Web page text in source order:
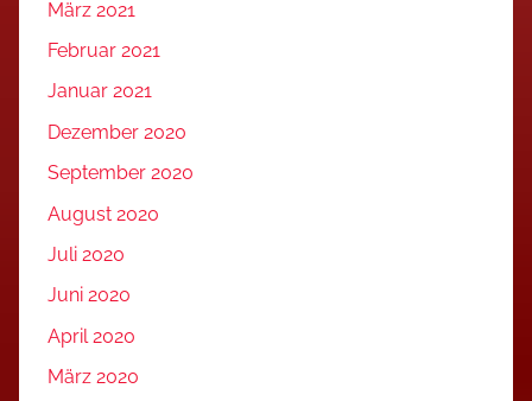
März 2021
Februar 2021
Januar 2021
Dezember 2020
September 2020
August 2020
Juli 2020
Juni 2020
April 2020
März 2020